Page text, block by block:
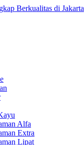
Berkualitas di Jakarta
Alfa
Extra
Lipat